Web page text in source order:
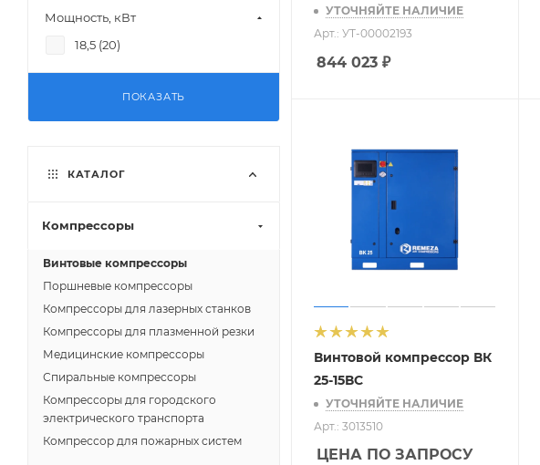
УТОЧНЯЙТЕ НАЛИЧИЕ
Арт.: УТ-00002193
844 023 ₽
Винтовой компрессор ВК
25-15ВС
УТОЧНЯЙТЕ НАЛИЧИЕ
Арт.: 3013510
ЦЕНА ПО ЗАПРОСУ
Мощность, кВт
18,5 (20)
ПОКАЗАТЬ
КАТАЛОГ
Компрессоры
Винтовые компрессоры
Поршневые компрессоры
Компрессоры для лазерных станков
Компрессоры для плазменной резки
Медицинские компрессоры
Спиральные компрессоры
Компрессоры для городского
электрического транспорта
Компрессор для пожарных систем